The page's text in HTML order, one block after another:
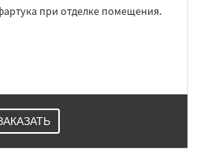
при отделке помещения.